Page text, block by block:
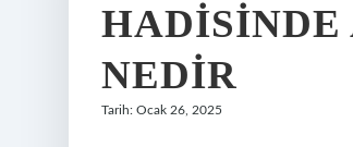
NEDIR
Tarih: Ocak 26, 2025